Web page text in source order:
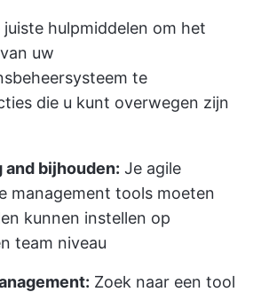
hulpmiddelen om het
uw
te
die u kunt overwegen zijn
and bijhouden: Je agile
management tools moeten
kunnen instellen op
team niveau
Zoek naar een tool